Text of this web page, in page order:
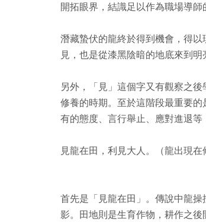
開拓眼界，結識足以作為職場導
潛藏蟄伏的龍終於得到機會，得
見，也是從漆黑陰暗的地底來到
另外，「見」這個字又有觀察之
修養的時期。至於這階段最重要
有的態度、言行舉止、應對進退等
見龍在田，利見大人。（龍出現
首先是「見龍在田」。傳說中龍
影。田地則是生育作物，耕作之